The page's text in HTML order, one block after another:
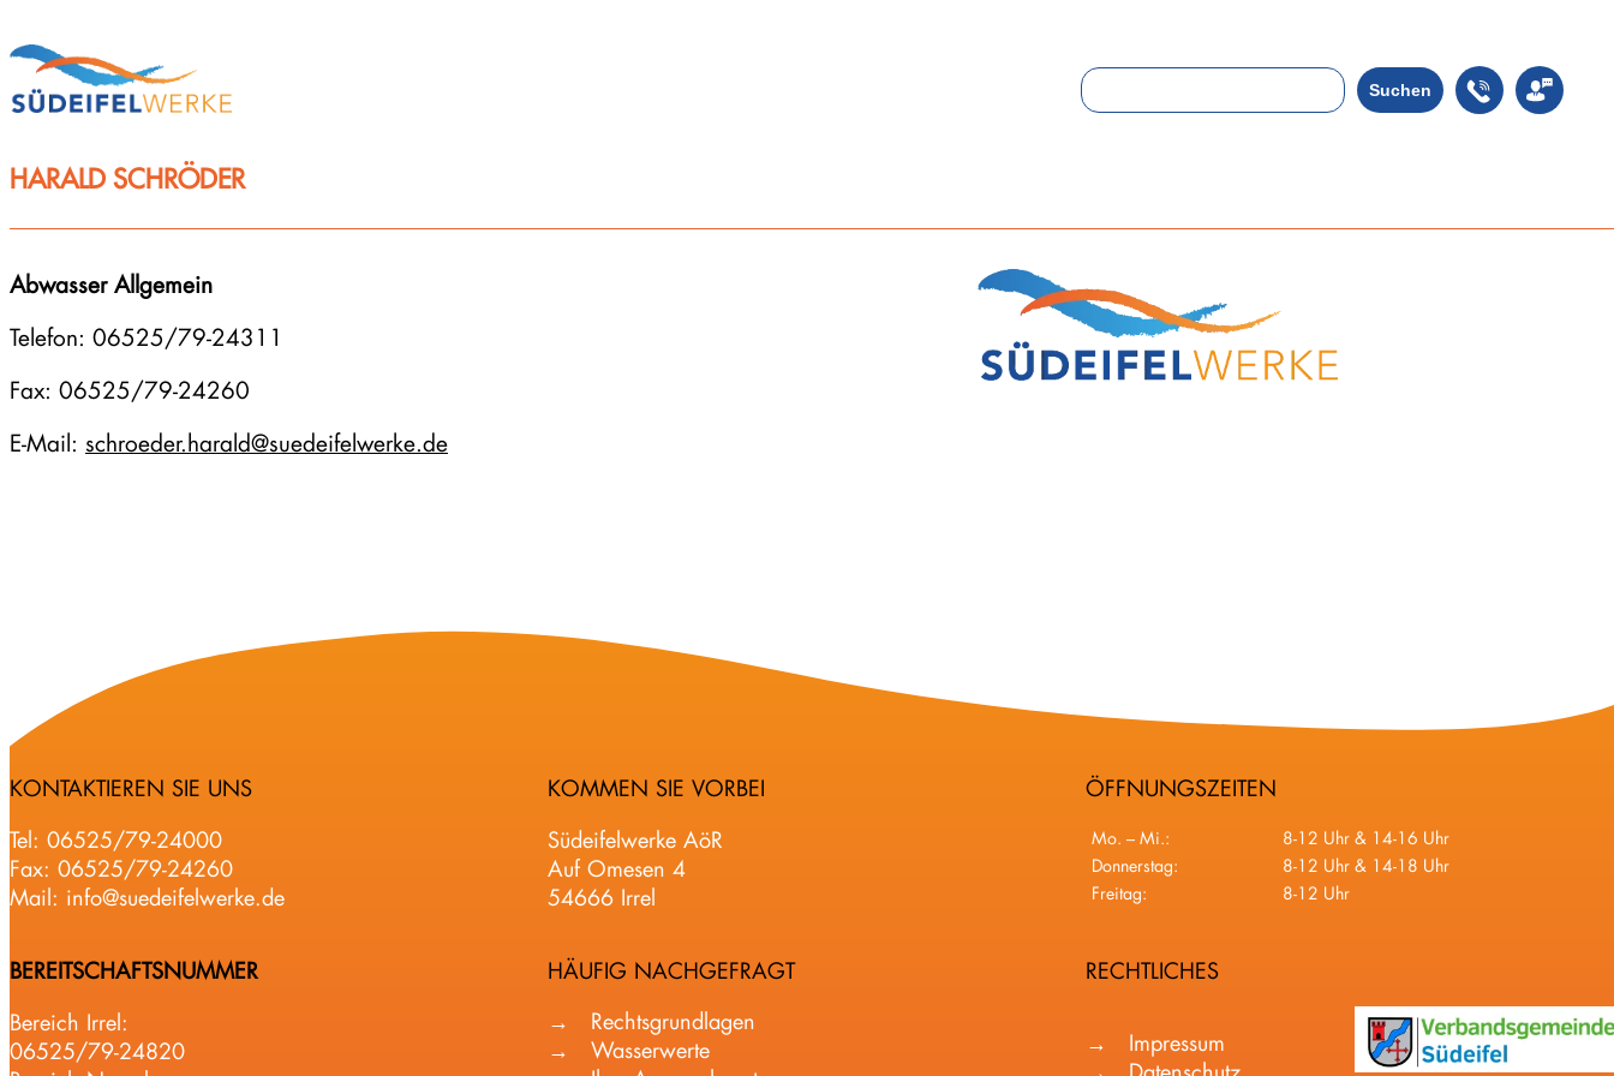
Inhalt
springen
Suchen
HARALD SCHRÖDER
Abwasser Allgemein
Telefon: 06525/79-24311
Fax: 06525/79-24260
E-Mail: schroeder.harald@suedeifelwerke.de
KONTAKTIEREN SIE UNS
Tel: 06525/79-24000
Fax: 06525/79-24260
Mail: info@suedeifelwerke.de
KOMMEN SIE VORBEI
Südeifelwerke AöR
Auf Omesen 4
54666 Irrel
ÖFFNUNGSZEITEN
Mo. – Mi.:
8-12 Uhr & 14-16 Uhr
Donnerstag:
8-12 Uhr & 14-18 Uhr
Freitag:
8-12 Uhr
BEREITSCHAFTSNUMMER
Bereich Irrel:
06525/79-24820
HÄUFIG NACHGEFRAGT
Rechtsgrundlagen
Wasserwerte
RECHTLICHES
Impressum